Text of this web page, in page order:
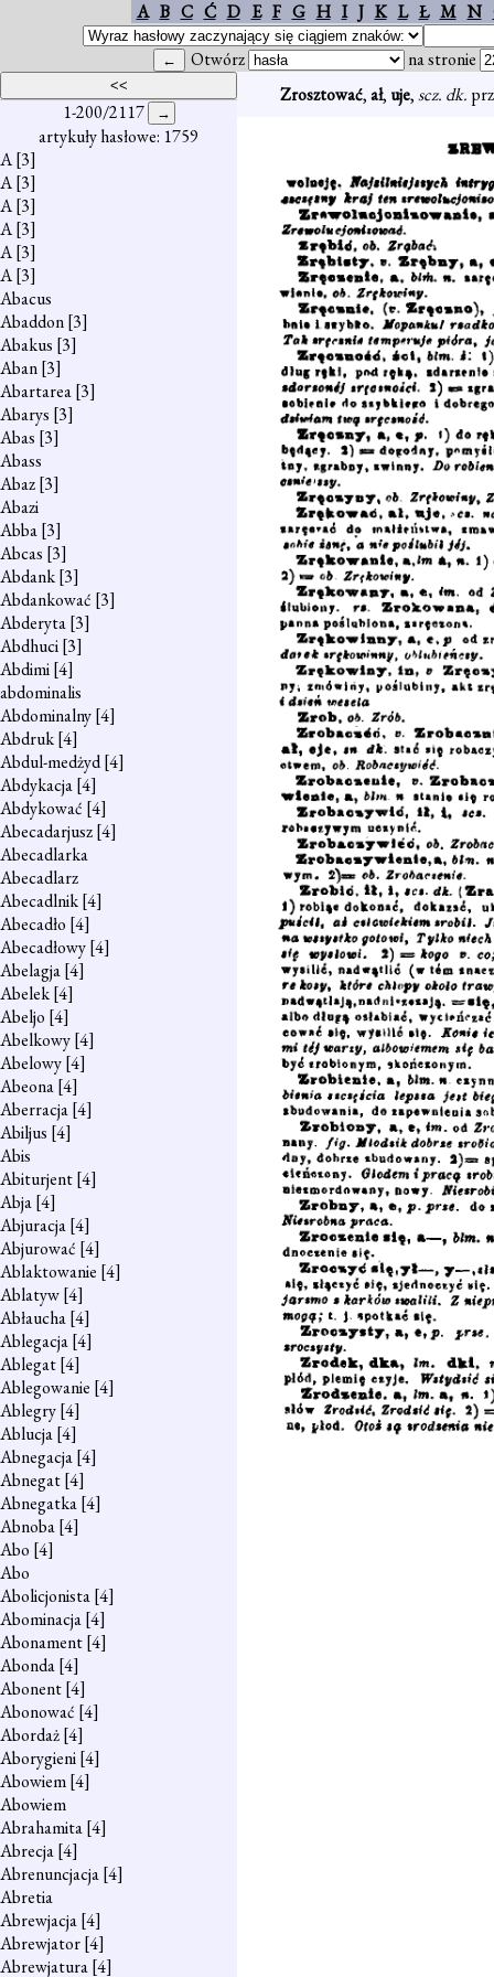
A B C Ć D E F G H I J K L Ł M N
Otwórz na stronie
1-200/2117
artykuły hasłowe: 1759
A[3]
A[3]
A[3]
A[3]
A[3]
A[3]
Abacus
Abaddon[3]
Abakus [3]
Aban[3]
Abartarea[3]
Abarys [3]
Abas [3]
Abass
Abaz[3]
Abazi
Abba[3]
Abcas [3]
Abdank[3]
Abdankować [3]
Abderyta[3]
Abdhuci[3]
Abdimi[4]
abdominalis
Abdominalny[4]
Abdruk[4]
Abdul-medżyd[4]
Abdykacja[4]
Abdykować [4]
Abecadarjusz[4]
Abecadlarka
Abecadlarz
Abecadlnik[4]
Abecadło [4]
Abecadłowy[4]
Abelagja[4]
Abelek[4]
Abeljo [4]
Abelkowy[4]
Abelowy[4]
Abeona[4]
Aberracja[4]
Abiljus [4]
Abis
Abiturjent[4]
Abja[4]
Abjuracja[4]
Abjurować [4]
Ablaktowanie [4]
Ablatyw[4]
Abłaucha[4]
Ablegacja[4]
Ablegat[4]
Ablegowanie [4]
Ablegry[4]
Ablucja[4]
Abnegacja[4]
Abnegat[4]
Abnegatka[4]
Abnoba[4]
Abo [4]
Abo
Abolicjonista[4]
Abominacja[4]
Abonament[4]
Abonda[4]
Abonent[4]
Abonować [4]
Abordaż[4]
Aborygieni[4]
Abowiem[4]
Abowiem
Abrahamita[4]
Abrecja[4]
Abrenuncjacja[4]
Abretia
Abrewjacja[4]
Abrewjator[4]
Abrewjatura[4]
Zrosztować,ał, uje,scz. dk.